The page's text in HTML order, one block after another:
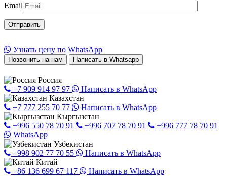
Email
Узнать цену по WhatsApp
Позвонить на нам Написать в Whatsapp
Россия
+7 909 914 97 97
Написать в WhatsApp
Казахстан
+7 777 255 70 77
Написать в WhatsApp
Кыргызстан
+996 550 78 70 91
+996 707 78 70 91
+996 777 78 70 91
WhatsApp
Узбекистан
+998 902 77 70 55
Написать в WhatsApp
Китай
+86 136 699 67 117
Написать в WhatsApp